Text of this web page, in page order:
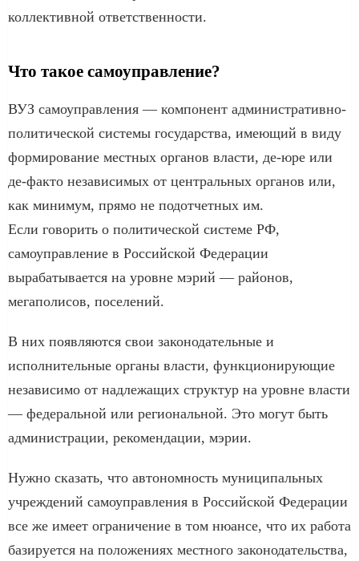
коллективной ответственности.
Что такое самоуправление?
ВУЗ самоуправления — компонент административно-
политической системы государства, имеющий в виду
формирование местных органов власти, де-юре или
де-факто независимых от центральных органов или,
как минимум, прямо не подотчетных им.
Если говорить о политической системе РФ,
самоуправление в Российской Федерации
вырабатывается на уровне мэрий — районов,
мегаполисов, поселений.
В них появляются свои законодательные и
исполнительные органы власти, функционирующие
независимо от надлежащих структур на уровне власти
— федеральной или региональной. Это могут быть
администрации, рекомендации, мэрии.
Нужно сказать, что автономность муниципальных
учреждений самоуправления в Российской Федерации
все же имеет ограничение в том нюансе, что их работа
базируется на положениях местного законодательства,